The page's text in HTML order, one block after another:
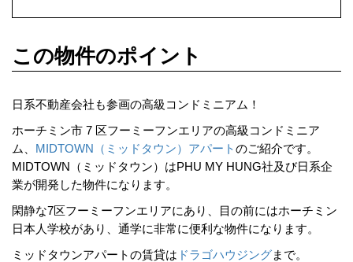
この物件のポイント
日系不動産会社も参画の高級コンドミニアム！
ホーチミン市 7 区フーミーフンエリアの高級コンドミニア
ム、 MIDTOWN（ミッドタウン）アパートのご紹介です。
MIDTOWN（ミッドタウン）はPHU MY HUNG社及び日系企
業が開発した物件になります。
閑静な7区フーミーフンエリアにあり、目の前にはホーチミン
日本人学校があり、通学に非常に便利な物件になります。
ミッドタウンアパートの賃貸は ドラゴハウジングまで。